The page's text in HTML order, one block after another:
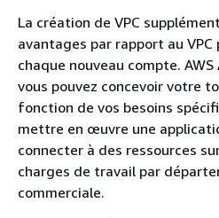
La création de VPC
avantages par rapport au
chaque nouveau compte.
vous pouvez concevoir votre
fonction de vos besoins
mettre en œuvre une
connecter à des ressources
charges de travail par
commerciale.